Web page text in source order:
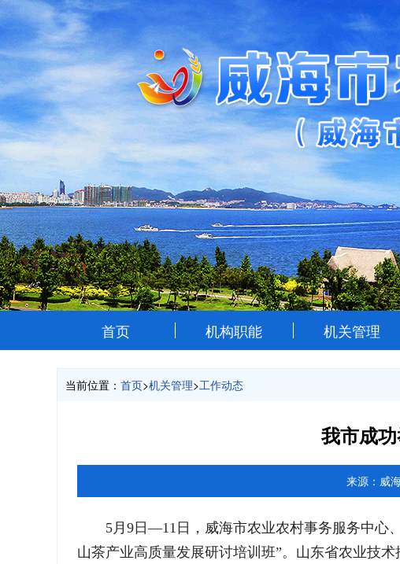
首页 机构职能 机关管理
当前位置： 首页>机关管理>工作动态
我市成
来源： 威
5月9日—11日，威海市农业农村事务服务中心
山茶产业高质量发展研讨培训班”。山东省农业技